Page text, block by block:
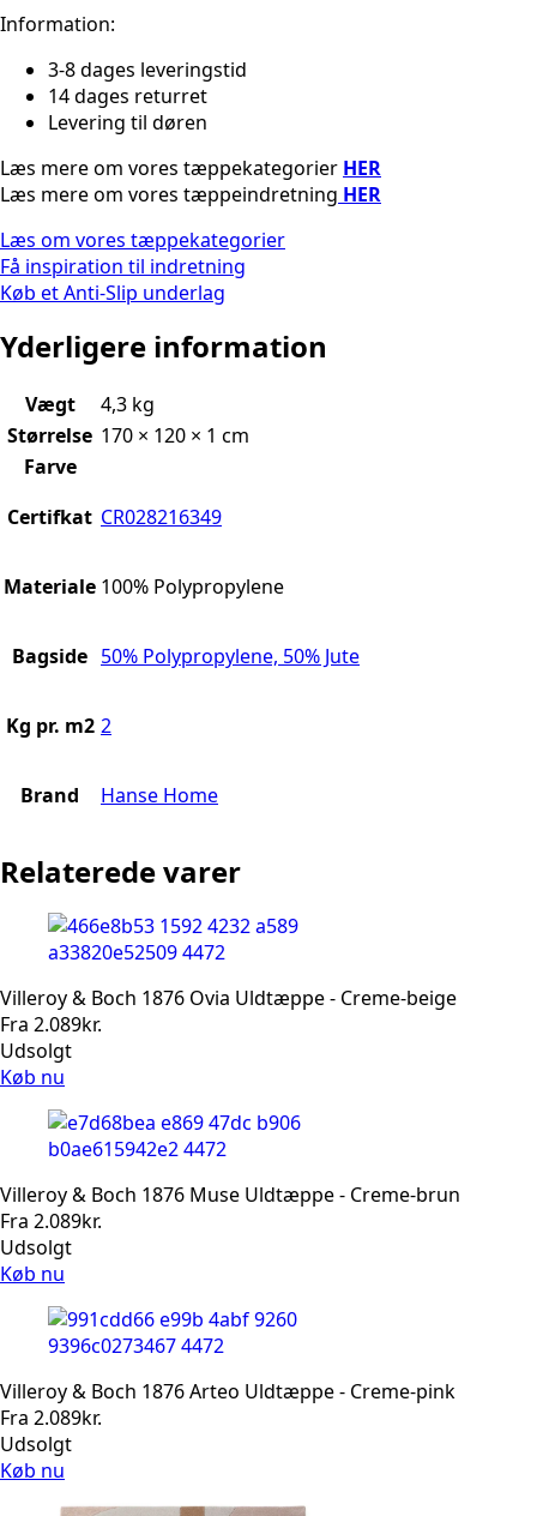
Information:
3-8 dages leveringstid
14 dages returret
Levering til døren
Læs mere om vores tæppekategorier HER
Læs mere om vores tæppeindretning HER
Læs om vores tæppekategorier
Få inspiration til indretning
Køb et Anti-Slip underlag
Yderligere information
Vægt
4,3 kg
Størrelse 170 × 120 × 1 cm
Farve
Certifkat CR028216349
Materiale 100% Polypropylene
Bagside 50% Polypropylene, 50% Jute
Kg pr. m2 2
Brand Hanse Home
Relaterede varer
Villeroy & Boch 1876 Ovia Uldtæppe - Creme-beige
Fra 2.089kr.
Udsolgt
Køb nu
Villeroy & Boch 1876 Muse Uldtæppe - Creme-brun
Fra 2.089kr.
Udsolgt
Køb nu
Villeroy & Boch 1876 Arteo Uldtæppe - Creme-pink
Fra 2.089kr.
Udsolgt
Køb nu